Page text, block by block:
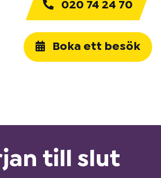
020 74 24 70
Boka ett besök
till slut